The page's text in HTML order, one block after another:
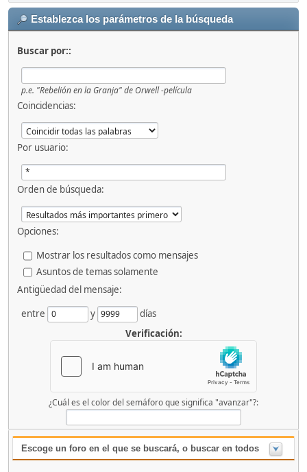
Establezca los parámetros de la búsqueda
Buscar por::
p.e. "Rebelión en la Granja" de Orwell -película
Coincidencias:
Por usuario:
Orden de búsqueda:
Opciones:
Mostrar los resultados como mensajes
Asuntos de temas solamente
Antigüedad del mensaje:
entre
y
días
Verificación:
¿Cuál es el color del semáforo que significa "avanzar"?:
Escoge un foro en el que se buscará, o buscar en todos